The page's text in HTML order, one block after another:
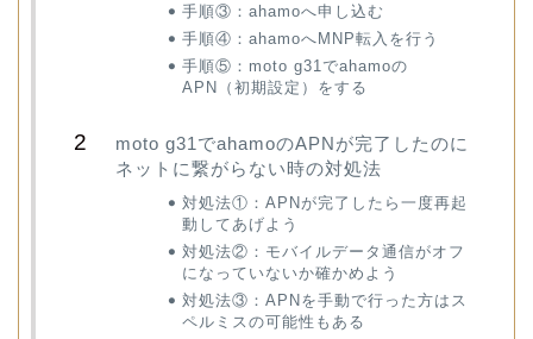
手順③：ahamoへ申し込む
手順④：ahamoへMNP転入を行う
手順⑤：moto g31でahamoの
APN（初期設定）をする
moto g31でahamoのAPNが完了したのに
ネットに繋がらない時の対処法
対処法①：APNが完了したら一度再起
動してあげよう
対処法②：モバイルデータ通信がオフ
になっていないか確かめよう
対処法③：APNを手動で行った方はス
ペルミスの可能性もある